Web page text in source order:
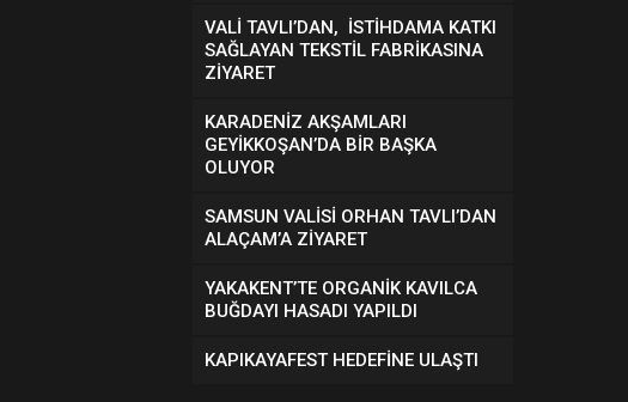
VALİ TAVLI’DAN, İSTİHDAMA KATKI
SAĞLAYAN TEKSTİL FABRİKASINA
ZİYARET
KARADENİZ AKŞAMLARI
GEYİKKOŞAN’DA BİR BAŞKA
OLUYOR
SAMSUN VALİSİ ORHAN TAVLI’DAN
ALAÇAM’A ZİYARET
YAKAKENT’TE ORGANİK KAVILCA
BUĞDAYI HASADI YAPILDI
KAPIKAYAFEST HEDEFİNE ULAŞTI